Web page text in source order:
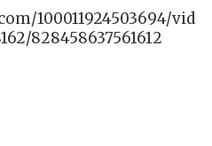
100011924503694/vid
828458637561612